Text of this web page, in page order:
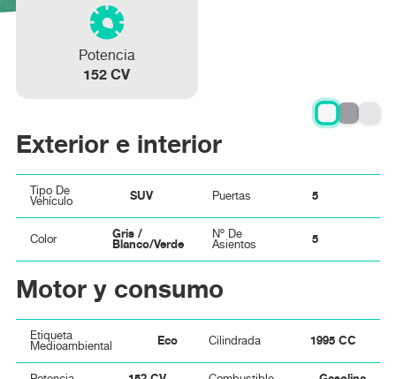
Potencia
152 CV
Exterior e interior
Tipo De
Vehículo
SUV Puertas 5
Color Gris /
Blanco/Verde
Nº De
Asientos
5
Motor y consumo
Etiqueta
Medioambiental
Eco Cilindrada 1995 CC